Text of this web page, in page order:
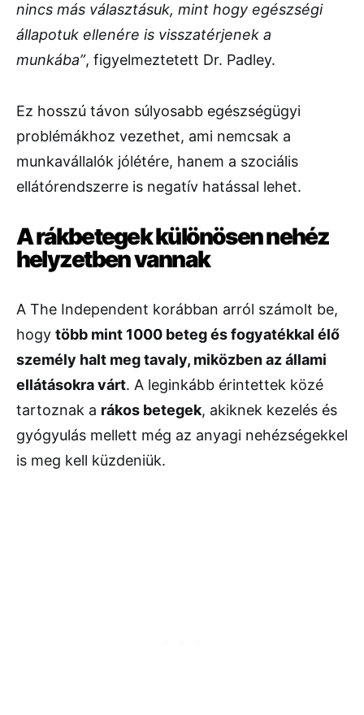
nincs más választásuk, mint hogy egészségi
állapotuk ellenére is visszatérjenek a
munkába”, figyelmeztetett Dr. Padley.
Ez hosszú távon súlyosabb egészségügyi
problémákhoz vezethet, ami nemcsak a
munkavállalók jólétére, hanem a szociális
ellátórendszerre is negatív hatással lehet.
A rákbetegek különösen nehéz
helyzetben vannak
A The Independent korábban arról számolt be,
hogy több mint 1000 beteg és fogyatékkal élő
személy halt meg tavaly, miközben az állami
ellátásokra várt. A leginkább érintettek közé
tartoznak a rákos betegek, akiknek kezelés és
gyógyulás mellett még az anyagi nehézségekkel
is meg kell küzdeniük.